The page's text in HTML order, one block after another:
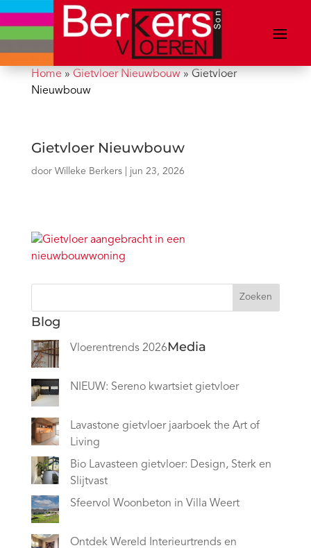
Home» Gietvloer Nieuwbouw» Gietvloer
Nieuwbouw
Gietvloer Nieuwbouw
door Willeke Berkers| jun 23, 2026
Zoeken
Blog
Vloerentrends 2026
NIEUW: Sereno kwartsiet gietvloer
Lavastone gietvloer jaarboek the Art of
Living
Bio Lavasteen gietvloer: Design, Sterk en
Slijtvast
Sfeervol Woonbeton in Villa Weert
Ontdek Wereld Interieurtrends en
Media